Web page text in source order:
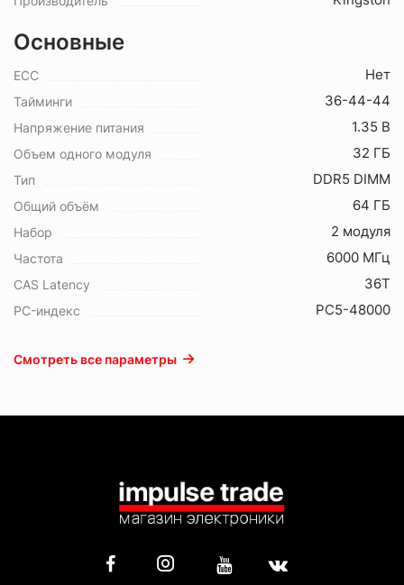
Основные
ECC Нет
Тайминги 36-44-44
Напряжение питания 1.35 В
Объем одного модуля 32 ГБ
Тип DDR5 DIMM
Общий объём 64 ГБ
Набор 2 модуля
Частота 6000 МГц
CAS Latency 36T
PC-индекс PC5-48000
Смотреть все параметры